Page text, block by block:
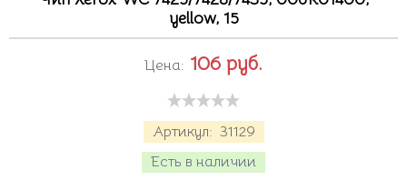
yellow, 15
Артикул: 31129
Есть в наличии
Цена: 106 руб.